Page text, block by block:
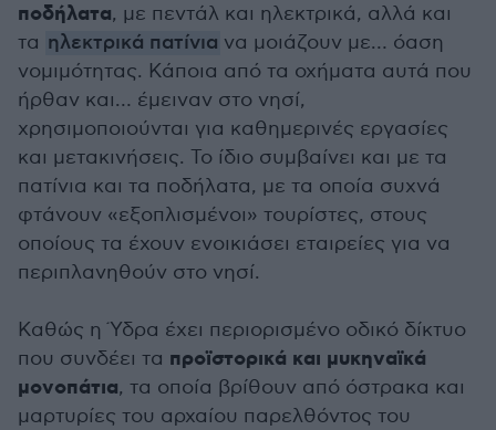
ποδήλατα, με πεντάλ και ηλεκτρικά, αλλά και
τα ηλεκτρικά πατίνια να μοιάζουν με… όαση
νομιμότητας. Κάποια από τα οχήματα αυτά που
ήρθαν και… έμειναν στο νησί,
χρησιμοποιούνται για καθημερινές εργασίες
και μετακινήσεις. Το ίδιο συμβαίνει και με τα
πατίνια και τα ποδήλατα, με τα οποία συχνά
φτάνουν «εξοπλισμένοι» τουρίστες, στους
οποίους τα έχουν ενοικιάσει εταιρείες για να
περιπλανηθούν στο νησί.
Καθώς η Ύδρα έχει περιορισμένο οδικό δίκτυο
που συνδέει τα προϊστορικά και μυκηναϊκά
μονοπάτια, τα οποία βρίθουν από όστρακα και
μαρτυρίες του αρχαίου παρελθόντος του